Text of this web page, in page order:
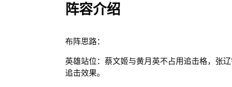
阵容介绍
布阵思路：
英雄站位：蔡文姬与黄月英不占用追击格，张
追击效果。